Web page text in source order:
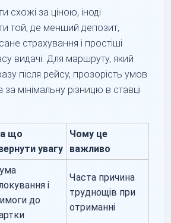
схожі за ціною, іноді
той, де менший депозит,
страхування і простіші
видачі. Для маршруту, який
після рейсу, прозорість умов
мінімальну різницю в ставці
що
увагу
Чому це
важливо
і
до
Часта причина
труднощів при
отриманні